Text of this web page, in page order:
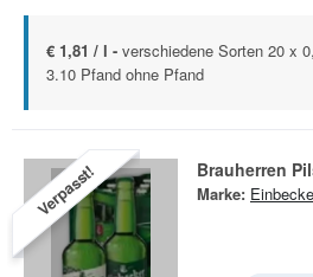
€ 1,81 / l - verschiedene Sorten 20 x
3.10 Pfand ohne Pfand
Verpasst! Brauherren
Marke: